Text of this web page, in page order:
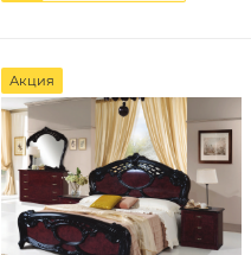
Акция